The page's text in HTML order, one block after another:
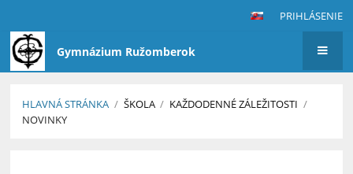
PRIHLÁSENIE
Gymnázium Ružomberok
HLAVNÁ STRÁNKA / ŠKOLA / KAŽDODENNÉ ZÁLEŽITOSTI /
NOVINKY